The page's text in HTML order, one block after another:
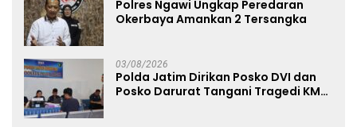
Polres Ngawi Ungkap Peredaran
Okerbaya Amankan 2 Tersangka
03/08/2026
Polda Jatim Dirikan Posko DVI dan
Posko Darurat Tangani Tragedi KMP